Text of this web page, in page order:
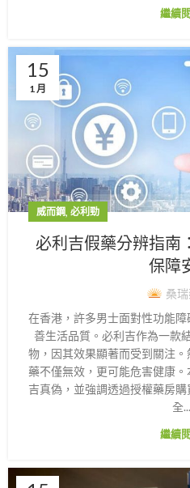
繼續
15
1 月
威而鋼, 必利勁
必利吉假藥分辨指南
保障
桑
在香港，許多男士面對性功能
善生活品質。必利吉作為一款
物，因其效果顯著而受到關注
藥不僅無效，更可能危害健康
吉真偽，並強調透過授權藥房
全...
繼續